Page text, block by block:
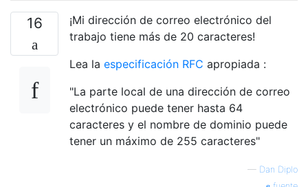
16
¡Mi dirección de correo electrónico del
trabajo tiene más de 20 caracteres!
Lea la especificación RFC apropiada :
"La parte local de una dirección de correo
electrónico puede tener hasta 64
caracteres y el nombre de dominio puede
tener un máximo de 255 caracteres"
— Dan Diplo